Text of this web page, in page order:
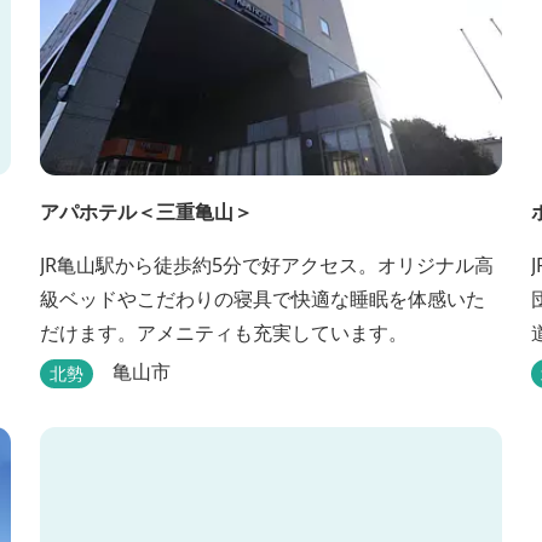
アパホテル＜三重亀山＞
JR亀山駅から徒歩約5分で好アクセス。オリジナル高
級ベッドやこだわりの寝具で快適な睡眠を体感いた
だけます。アメニティも充実しています。
北勢 亀山市